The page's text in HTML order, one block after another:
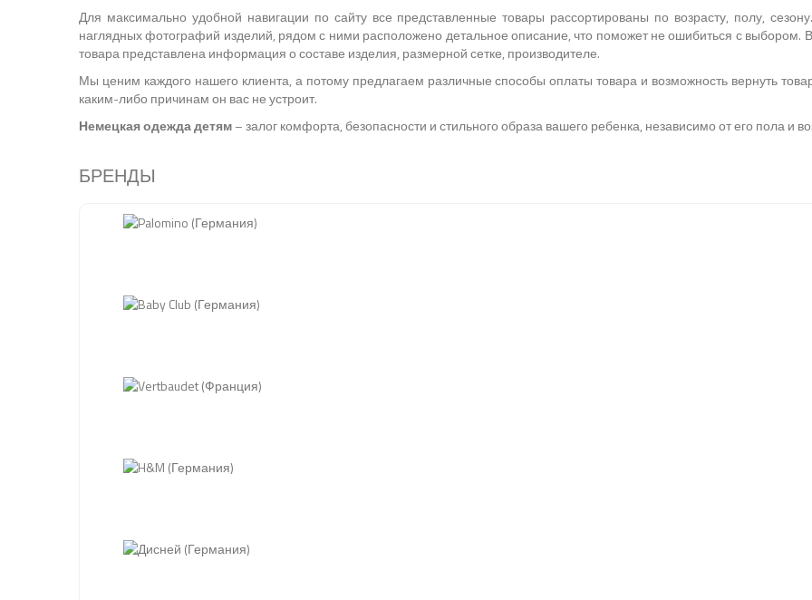
Для максимально удобной навигации по сайту все представленные товары рассортированы по возрасту, полу,
наглядных фотографий изделий, рядом с ними расположено детальное описание, что поможет не ошибиться с выбором. В
товара представлена информация о составе изделия, размерной сетке, производителе.
Мы ценим каждого нашего клиента, а потому предлагаем различные способы оплаты товара и возможность вернуть
каким-либо причинам он вас не устроит.
Немецкая одежда детям– залог комфорта, безопасности и стильного образа вашего ребенка, независимо от его пола и
БРЕНДЫ